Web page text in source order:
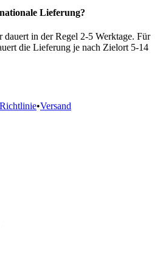
Lieferung?
in der Regel 2-5 Werktage. Für
die Lieferung je nach Zielort 5-14
•Versand